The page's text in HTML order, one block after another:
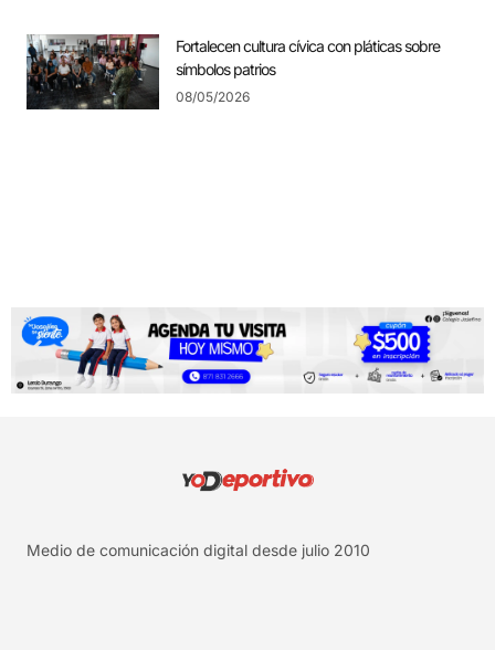
Fortalecen cultura cívica con pláticas sobre
símbolos patrios
08/05/2026
Medio de comunicación digital desde julio 2010